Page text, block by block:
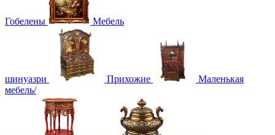
Гобелены Мебель
шинуазри Прихожие
Маленькая
мебель/